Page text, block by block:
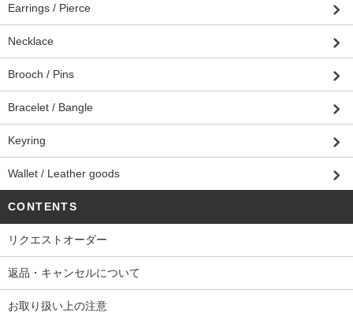
Earrings / Pierce
Necklace
Brooch / Pins
Bracelet / Bangle
Keyring
Wallet / Leather goods
CONTENTS
リクエストオーダー
返品・キャンセルについて
お取り扱い上の注意